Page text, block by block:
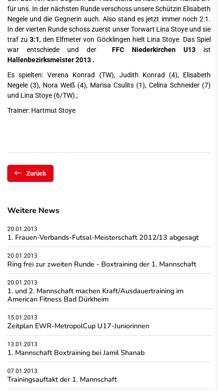
für uns. In der nächsten Runde verschoss unsere Schützin Elisabeth
Negele und die Gegnerin auch. Also stand es jetzt immer noch 2:1.
In der vierten Runde schoss zuerst unser Torwart Lina Stoye und sie
traf zu3:1, den Elfmeter von Göcklingen hielt Lina Stoye. Das Spiel
war entschiede und der FFC Niederkirchen U13 ist
Hallenbezirksmeister 2013 .
Es spielten: Verena Konrad (TW), Judith Konrad (4), Elisabeth
Negele (3), Nora Weiß (4), Marisa Csulits (1), Celina Schneider (7)
und Lina Stoye (6/TW) ;
Trainer: Hartmut Stoye
Zurück
Weitere News
20.01.2013
1. Frauen-Verbands-Futsal-Meisterschaft 2012/13 abgesagt
20.01.2013
Ring frei zur zweiten Runde - Boxtraining der 1. Mannschaft
20.01.2013
1. und 2. Mannschaft machen Kraft/Ausdauertraining im
American Fitness Bad Dürkheim
15.01.2013
Zeitplan EWR-MetropolCup U17-Juniorinnen
13.01.2013
1. Mannschaft Boxtraining bei Jamil Shanab
07.01.2013
Trainingsauftakt der 1. Mannschaft